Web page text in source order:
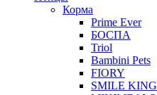
Корма
Prime Ever
БОСПА
Triol
Bambini Pets
FIORY
SMILE KING